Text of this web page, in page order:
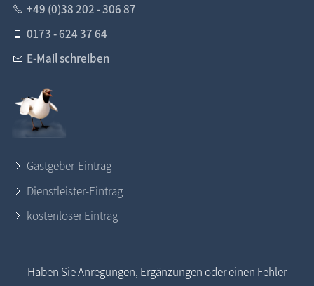
+49 (0)38 202 - 306 87
0173 - 624 37 64
E-Mail schreiben
Gastgeber-Eintrag
Dienstleister-Eintrag
kostenloser Eintrag
Haben Sie Anregungen, Ergänzungen oder einen Fehler